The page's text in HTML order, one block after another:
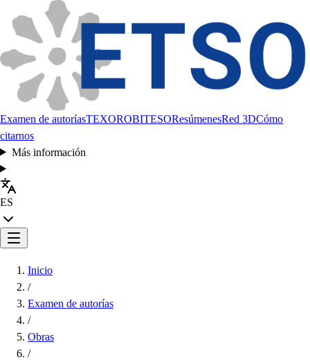
Examen de autoríasTEXOROBITESOResúmenesRed 3DCómo
citarnos
Más información
ES
Inicio
/
Examen de autorías
/
Obras
/